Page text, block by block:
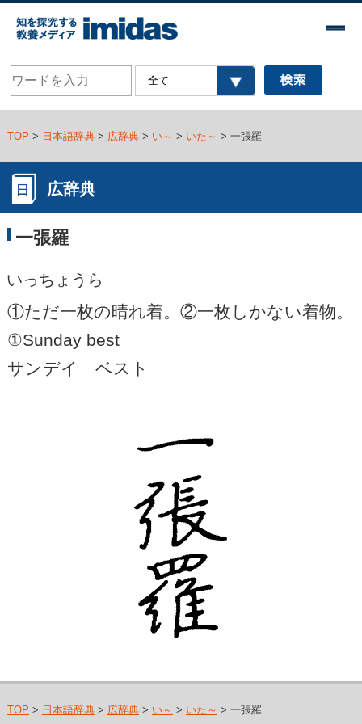
TOP > 日本語辞典> 広辞典> い～ > いた～ > 一張羅
広辞典
一張羅
いっちょうら
①ただ一枚の晴れ着。②一枚しかない着物。
①Sunday best
サンデイ ベスト
TOP > 日本語辞典> 広辞典> い～ > いた～ > 一張羅